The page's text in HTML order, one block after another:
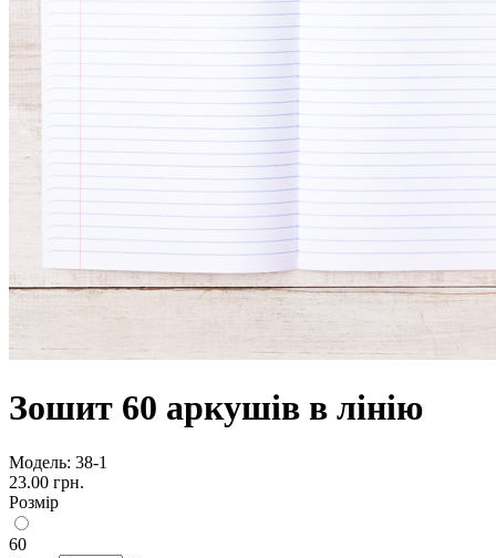
Зошит 60 аркушів в лінію
Модель: 38-1
23.00 грн.
Розмір
60